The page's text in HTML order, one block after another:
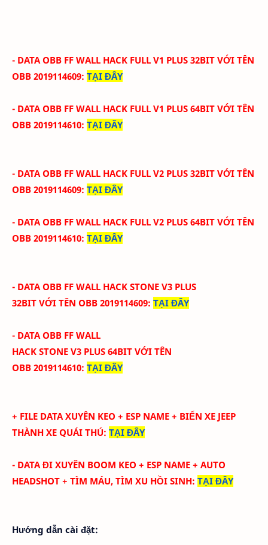
- DATA OBB FF WALL HACK FULL V1 PLUS 32BIT VỚI TÊN
OBB 2019114609: TẠI ĐÂY
- DATA OBB FF WALL HACK FULL V1 PLUS 64BIT VỚI TÊN
OBB 2019114610: TẠI ĐÂY
- DATA OBB FF WALL HACK FULL V2 PLUS 32BIT VỚI TÊN
OBB 2019114609: TẠI ĐÂY
- DATA OBB FF WALL HACK FULL V2 PLUS 64BIT VỚI TÊN
OBB 2019114610: TẠI ĐÂY
- DATA OBB FF WALL HACK STONE V3 PLUS
32BIT VỚI TÊN OBB 2019114609: TẠI ĐÂY
- DATA OBB FF WALL
HACK STONE V3 PLUS 64BIT VỚI TÊN
OBB 2019114610: TẠI ĐÂY
+ FILE DATA XUYÊN KEO + ESP NAME + BIẾN XE JEEP
THÀNH XE QUÁI THÚ: TẠI ĐÂY
- DATA ĐI XUYÊN BOOM KEO + ESP NAME + AUTO
HEADSHOT + TÌM MÁU, TÌM XU HỒI SINH: TẠI ĐÂY
Hướng dẫn cài đặt: